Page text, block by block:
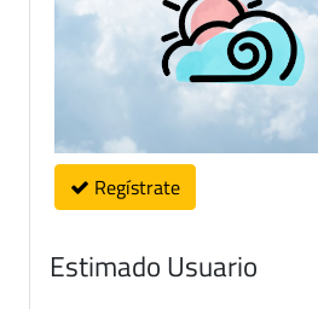
Regístrate
Estimado Usuario